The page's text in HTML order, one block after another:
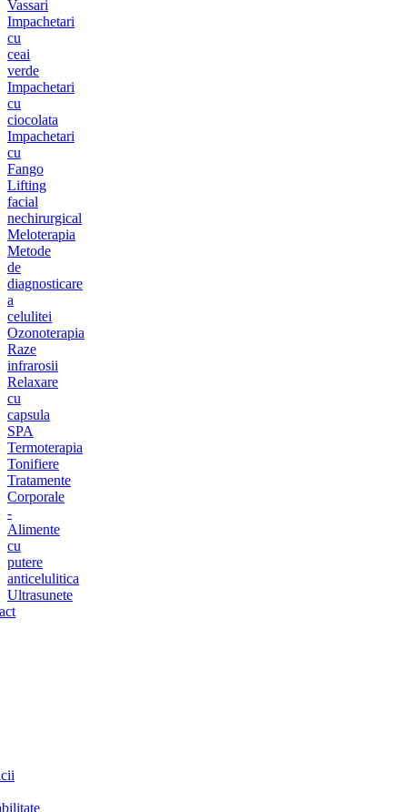
Vassari
Impachetari
cu
ceai
verde
Impachetari
cu
ciocolata
Impachetari
cu
Fango
Lifting
facial
nechirurgical
Meloterapia
Metode
de
diagnosticare
a
celulitei
Ozonoterapia
Raze
infrarosii
Relaxare
cu
capsula
SPA
Termoterapia
Tonifiere
Tratamente
Corporale
-
Alimente
cu
putere
anticelulitica
Ultrasunete